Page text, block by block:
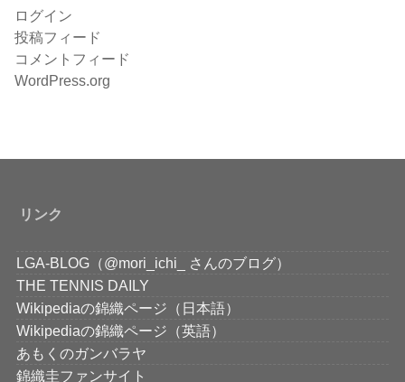
ログイン
投稿フィード
コメントフィード
WordPress.org
リンク
LGA-BLOG（@mori_ichi_ さんのブログ）
THE TENNIS DAILY
Wikipediaの錦織ページ（日本語）
Wikipediaの錦織ページ（英語）
あもくのガンバラヤ
錦織圭ファンサイト